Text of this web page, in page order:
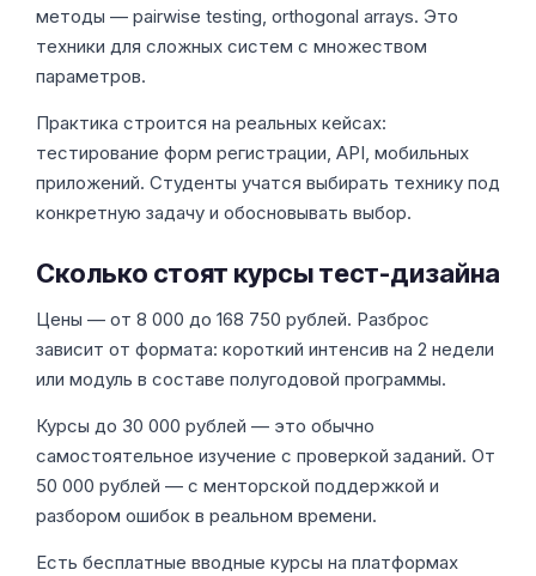
методы — pairwise testing, orthogonal arrays. Это
техники для сложных систем с множеством
параметров.
Практика строится на реальных кейсах:
тестирование форм регистрации, API, мобильных
приложений. Студенты учатся выбирать технику под
конкретную задачу и обосновывать выбор.
Сколько стоят курсы тест-дизайна
Цены — от 8 000 до 168 750 рублей. Разброс
зависит от формата: короткий интенсив на 2 недели
или модуль в составе полугодовой программы.
Курсы до 30 000 рублей — это обычно
самостоятельное изучение с проверкой заданий. От
50 000 рублей — с менторской поддержкой и
разбором ошибок в реальном времени.
Есть бесплатные вводные курсы на платформах